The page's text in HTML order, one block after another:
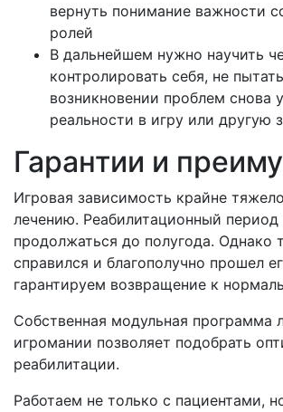
вернуть понимание важности
ролей
В дальнейшем нужно научить
контролировать себя, не
возникновении проблем снова
реальности в игру или другую
Гарантии и
Игровая зависимость крайне
лечению. Реабилитационный
продолжаться до полугода. Однако
справился и благополучно прошел
гарантируем возвращение к
Собственная модульная программа
игромании позволяет подобрать
реабилитации.
Работаем не только с пациентами,